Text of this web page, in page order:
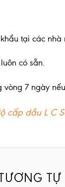
tại các
có sẵn.
vòng 7 ngày
cấp dầu L C
TỰ